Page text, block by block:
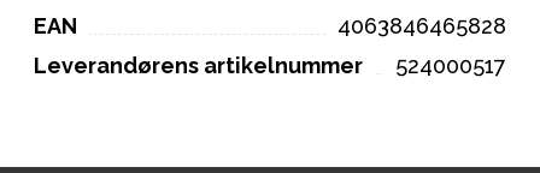
EAN
4063846465828
Leverandørens artikelnummer
524000517